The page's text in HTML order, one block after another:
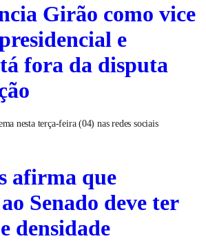
Girão como vice
e
fora da disputa
nesta terça-feira (04) nas redes sociais
afirma que
Senado deve ter
densidade